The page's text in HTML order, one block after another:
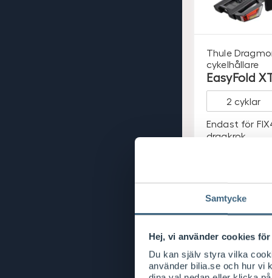
Samtycke
Hej, vi använder cookies
Du kan själv styra vilka
använder bilia.se och hur vi
Thule
cykelhållare
EasyFold
Endast för
dragkrok
10.499S
K
/ st